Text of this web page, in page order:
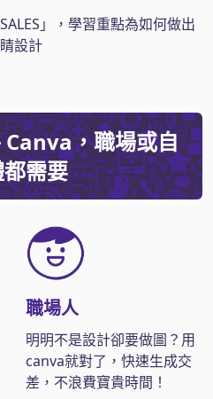
」，學習重點為如何做出
設計
，職場或自
需要
職場人
明明不是設計卻要做圖？用
canva就對了，快速生成交
差，不浪費寶貴時間！